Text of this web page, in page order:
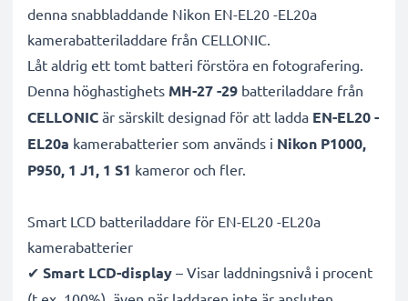
denna snabbladdande Nikon EN-EL20 -EL20a
kamerabatteriladdare från CELLONIC.
Låt aldrig ett tomt batteri förstöra en fotografering.
Denna höghastighets MH-27 -29 batteriladdare från
CELLONIC är särskilt designad för att ladda EN-EL20 -
EL20a kamerabatterier som används i Nikon P1000,
P950, 1 J1, 1 S1 kameror och fler.
Smart LCD batteriladdare för EN-EL20 -EL20a
kamerabatterier
✔ Smart LCD-display – Visar laddningsnivå i procent